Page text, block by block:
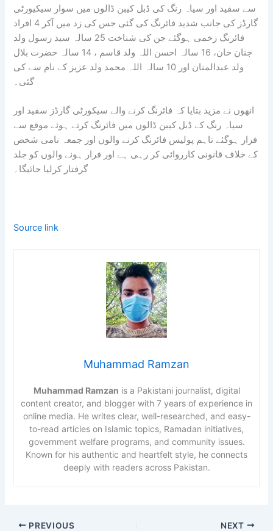
سے سفید اور سیاہ رنگ کی ڈبل کیبن ڈالوں میں سوار سیکیورٹی
گارڈز کی جانب شدید فائرنگ کی گئی جس کی زد میں آکر 4 افراد
فائرنگ زخمی ہوگئے جن کی شناخت 25 سالہ سید رسول ولد
جنان خان، 16 سالہ احسن اللہ ولد قاسم ، 14 سالہ حضرت بلال
ولد عبدالمنان اور 10 سالہ اللہ محمد ولد عزیز کے نام سے کی
گئی۔
انھوں نے مزید بتایا کہ فائرنگ کرنے والے سیکورٹی گارڈز سفید اور
سیاہ رنگ کے ڈبل کیبن ڈالوں میں فائرنگ کرتے ہوئے موقع سے
فرار ہوگئے تاہم پولیس فائرنگ کرنے والوں اور جمعہ نامی شخص
کے خلاف قانونی کارروائی کر رہی ہے اور فرار ہونے والوں کو جلد
گرفتار کرلیا جائیگا۔
Source link
Muhammad Ramzan
Muhammad Ramzan is a Pakistani journalist, digital
content creator, and blogger with 7 years of experience in
online media. He writes clear, well-researched, and easy-
to-read articles on Islamic topics, Ramadan initiatives,
government welfare programs, and community issues.
Known for his authentic and heartfelt style, he connects
deeply with readers across Pakistan.
PREVIOUS NEXT